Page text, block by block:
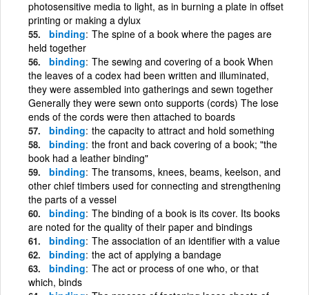
photosensitive media to light, as in burning a plate in offset
printing or making a dylux
binding The spine of a book where the pages are
held together
binding The sewing and covering of a book When
the leaves of a codex had been written and illuminated,
they were assembled into gatherings and sewn together
Generally they were sewn onto supports (cords) The lose
ends of the cords were then attached to boards
binding the capacity to attract and hold something
binding the front and back covering of a book; "the
book had a leather binding"
binding The transoms, knees, beams, keelson, and
other chief timbers used for connecting and strengthening
the parts of a vessel
binding The binding of a book is its cover. Its books
are noted for the quality of their paper and bindings
binding The association of an identifier with a value
binding the act of applying a bandage
binding The act or process of one who, or that
which, binds